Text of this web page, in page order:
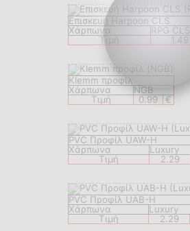
Eπισкευή Harpoon CLS
Χάρπωνα
RPG CLS
Τιμή
1.49
Klemm προφίλ
Χάρπωνα
NGB
Τιμή
0.99 €
PVC Προφίλ UAW-H
Χάρπωνα
Luxury
Τιμή
2.29
PVC Προφίλ UAB-H
Χάρπωνα
Luxury
Τιμή
2.29